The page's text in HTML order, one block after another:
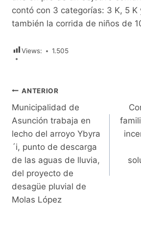
contó con 3 categorías: 3 K, 5 K
también la corrida de niños de
Views: 1.505
Navegación
de
entradas
ANTERIOR
Municipalidad de
Asunción trabaja en
lecho del arroyo Ybyra
´i, punto de descarga
de las aguas de lluvia,
del proyecto de
desagüe pluvial de
Molas López